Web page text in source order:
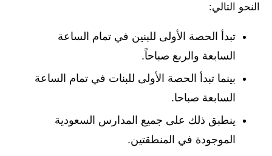
النحو التالي:
تبدأ الحصة الأولى للبنين في تمام الساعة
السابعة والربع صباحاً.
بينما تبدأ الحصة الأولى للبنات في تمام الساعة
السابعة صباحا.
ينطبق ذلك على جميع المدارس السعودية
الموجودة في المنطقتين.